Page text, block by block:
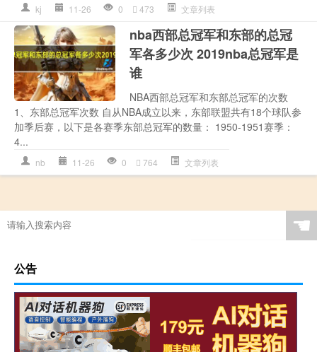
kj 11-26 0 473 文章列表
nba西部总冠军和东部的总冠
军各多少次 2019nba总冠军是
谁
NBA西部总冠军和东部总冠军的次数
1、东部总冠军次数 自从NBA成立以来，东部联盟共有18个球队参
加季后赛，以下是各赛季东部总冠军的数量： 1950-1951赛季：
4...
nb 11-26 0 764 文章列表
☚
公告